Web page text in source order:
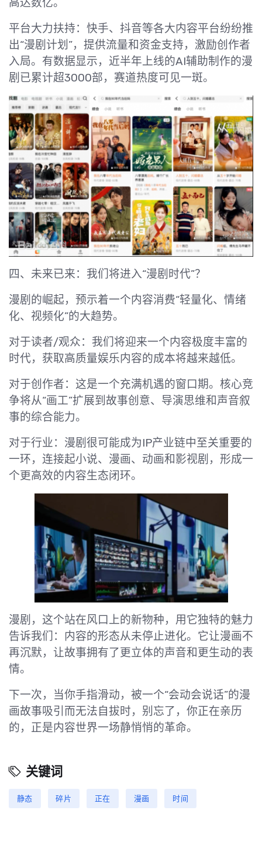
平台大力扶持：快手、抖音等各大内容平台纷纷推
出“漫剧计划”，提供流量和资金支持，激励创作者
入局。有数据显示，近半年上线的AI辅助制作的漫
剧已累计超3000部，赛道热度可见一斑。
四、未来已来：我们将进入“漫剧时代”？
漫剧的崛起，预示着一个内容消费“轻量化、情绪
化、视频化”的大趋势。
对于读者/观众：我们将迎来一个内容极度丰富的
时代，获取高质量娱乐内容的成本将越来越低。
对于创作者：这是一个充满机遇的窗口期。核心竞
争将从“画工”扩展到故事创意、导演思维和声音叙
事的综合能力。
对于行业：漫剧很可能成为IP产业链中至关重要的
一环，连接起小说、漫画、动画和影视剧，形成一
个更高效的内容生态闭环。
漫剧，这个站在风口上的新物种，用它独特的魅力
告诉我们：内容的形态从未停止进化。它让漫画不
再沉默，让故事拥有了更立体的声音和更生动的表
情。
下一次，当你手指滑动，被一个“会动会说话”的漫
画故事吸引而无法自拔时，别忘了，你正在亲历
的，正是内容世界一场静悄悄的革命。
关键词
静态 碎片 正在 漫画 时间